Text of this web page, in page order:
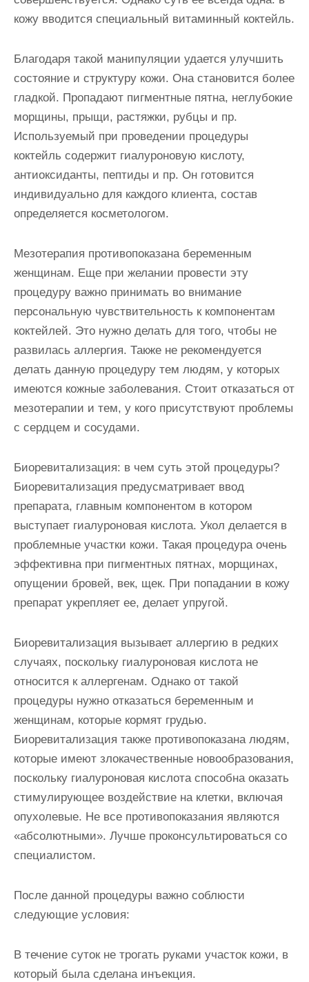
кожу вводится специальный витаминный коктейль.
Благодаря такой манипуляции удается улучшить
состояние и структуру кожи. Она становится более
гладкой. Пропадают пигментные пятна, неглубокие
морщины, прыщи, растяжки, рубцы и пр.
Используемый при проведении процедуры
коктейль содержит гиалуроновую кислоту,
антиоксиданты, пептиды и пр. Он готовится
индивидуально для каждого клиента, состав
определяется косметологом.
Мезотерапия противопоказана беременным
женщинам. Еще при желании провести эту
процедуру важно принимать во внимание
персональную чувствительность к компонентам
коктейлей. Это нужно делать для того, чтобы не
развилась аллергия. Также не рекомендуется
делать данную процедуру тем людям, у которых
имеются кожные заболевания. Стоит отказаться от
мезотерапии и тем, у кого присутствуют проблемы
с сердцем и сосудами.
Биоревитализация: в чем суть этой процедуры?
Биоревитализация предусматривает ввод
препарата, главным компонентом в котором
выступает гиалуроновая кислота. Укол делается в
проблемные участки кожи. Такая процедура очень
эффективна при пигментных пятнах, морщинах,
опущении бровей, век, щек. При попадании в кожу
препарат укрепляет ее, делает упругой.
Биоревитализация вызывает аллергию в редких
случаях, поскольку гиалуроновая кислота не
относится к аллергенам. Однако от такой
процедуры нужно отказаться беременным и
женщинам, которые кормят грудью.
Биоревитализация также противопоказана людям,
которые имеют злокачественные новообразования,
поскольку гиалуроновая кислота способна оказать
стимулирующее воздействие на клетки, включая
опухолевые. Не все противопоказания являются
«абсолютными». Лучше проконсультироваться со
специалистом.
После данной процедуры важно соблюсти
следующие условия:
В течение суток не трогать руками участок кожи, в
который была сделана инъекция.